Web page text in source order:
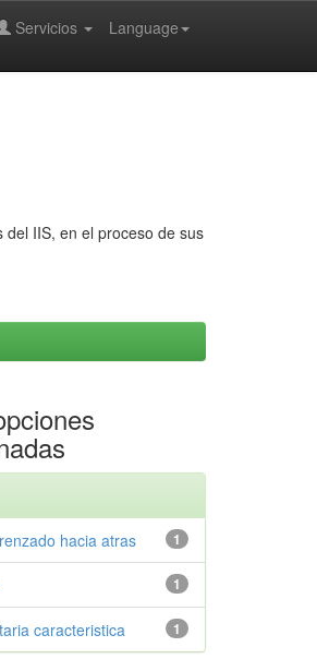
Language
Servicios
IIS, en el proceso de sus
1
hacia atras
1
1
caracteristica